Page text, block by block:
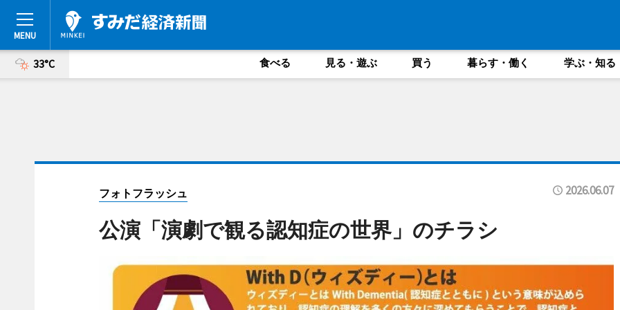
33°C 食べる 見る・遊ぶ 買う 暮らす・働く 学ぶ・知る
フォトフラッシュ 2026.06.07
公演「演劇で観る認知症の世界」のチラシ